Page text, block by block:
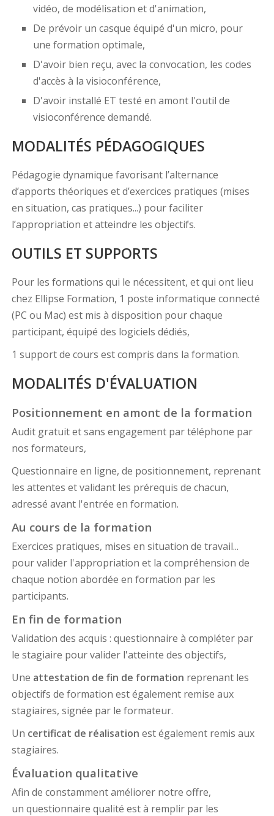
vidéo, de modélisation et d'animation,
De prévoir un casque équipé d'un micro, pour
une formation optimale,
D'avoir bien reçu, avec la convocation, les codes
d'accès à la visioconférence,
D'avoir installé ET testé en amont l'outil de
visioconférence demandé.
MODALITÉS PÉDAGOGIQUES
Pédagogie dynamique favorisant l’alternance
d’apports théoriques et d’exercices pratiques (mises
en situation, cas pratiques...) pour faciliter
l’appropriation et atteindre les objectifs.
OUTILS ET SUPPORTS
Pour les formations qui le nécessitent, et qui ont lieu
chez Ellipse Formation, 1 poste informatique connecté
(PC ou Mac) est mis à disposition pour chaque
participant, équipé des logiciels dédiés,
1 support de cours est compris dans la formation.
MODALITÉS D'ÉVALUATION
Positionnement en amont de la formation
Audit gratuit et sans engagement par téléphone par
nos formateurs,
Questionnaire en ligne, de positionnement, reprenant
les attentes et validant les prérequis de chacun,
adressé avant l'entrée en formation.
Au cours de la formation
Exercices pratiques, mises en situation de travail...
pour valider l'appropriation et la compréhension de
chaque notion abordée en formation par les
participants.
En fin de formation
Validation des acquis : questionnaire à compléter par
le stagiaire pour valider l'atteinte des objectifs,
Une attestation de fin de formation reprenant les
objectifs de formation est également remise aux
stagiaires, signée par le formateur.
Un certificat de réalisation est également remis aux
stagiaires.
Évaluation qualitative
Afin de constamment améliorer notre offre,
un questionnaire qualité est à remplir par les